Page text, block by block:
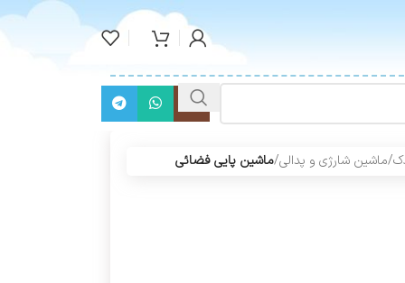
/ماشین شارژی و پدالی/ماشین پایی فضائی